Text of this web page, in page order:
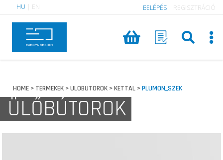
HU EN BELÉPÉS REGISZTRÁCIÓ
HOME > TERMEKEK >ULOBUTOROK >KETTAL >PLUMON_SZEK
ÜLŐBÚTOROK